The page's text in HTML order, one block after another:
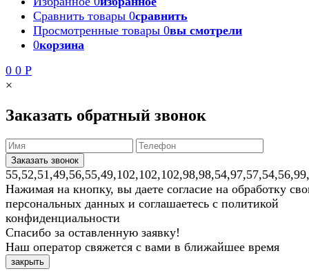
Сравнить товары 0сравнить
Просмотренные товары 0вы смотрели
0корзина
0 0 Р
×
Заказать обратный звонок
Нажимая на кнопку, вы даете согласие на обработку
персональных данных и соглашаетесь с политикой
конфиденциальности
Спасибо за оставленную заявку!
Наш оператор свяжется с вами в ближайшее время
закрыть